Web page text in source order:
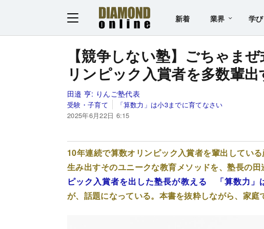
新着 業界 学び
【競争しない塾】ごちゃま
リンピック入賞者を多数輩
田邉 亨: りんご塾代表
受験・子育て
「算数力」は小3までに育てなさい
2025年6月22日 6:15
10年連続で算数オリンピック入賞者を輩出してい
生み出すそのユニークな教育メソッドを、塾長の
ピック入賞者を出した塾長が教える 「算数力」
が、話題になっている。本書を抜粋しながら、家庭